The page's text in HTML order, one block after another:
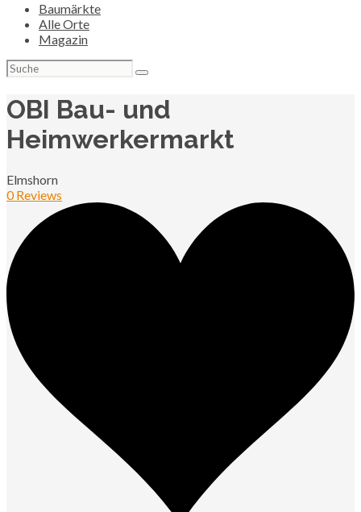
Baumärkte
Alle Orte
Magazin
Suchen
nach:
OBI Bau- und
Heimwerkermarkt
Elmshorn
0 Reviews